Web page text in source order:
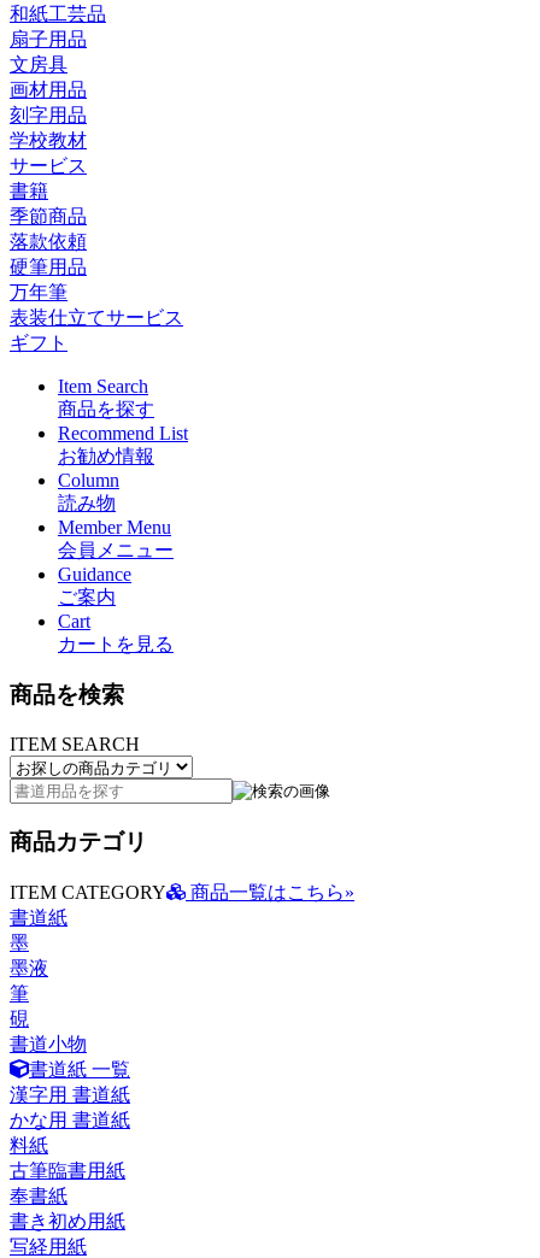
和紙工芸品
扇子用品
文房具
画材用品
刻字用品
学校教材
サービス
書籍
季節商品
落款依頼
硬筆用品
万年筆
表装仕立てサービス
ギフト
Item Search
商品を探す
Recommend List
お勧め情報
Column
読み物
Member Menu
会員メニュー
Guidance
ご案内
Cart
カートを見る
商品を検索
ITEM SEARCH
商品カテゴリ
ITEM CATEGORY
商品一覧はこちら»
書道紙
墨
墨液
筆
硯
書道小物
書道紙 一覧
漢字用 書道紙
かな用 書道紙
料紙
古筆臨書用紙
奉書紙
書き初め用紙
写経用紙